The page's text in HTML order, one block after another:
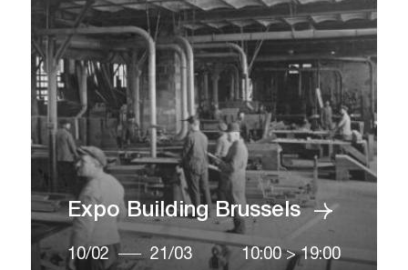
Expo Building Brussels
10/02 21/03 10:00 > 19:00